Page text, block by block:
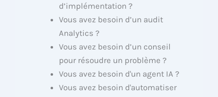
d’implémentation ?
Vous avez besoin d’un audit
Analytics ?
Vous avez besoin d’un conseil
pour résoudre un problème ?
Vous avez besoin d'un agent IA ?
Vous avez besoin d'automatiser